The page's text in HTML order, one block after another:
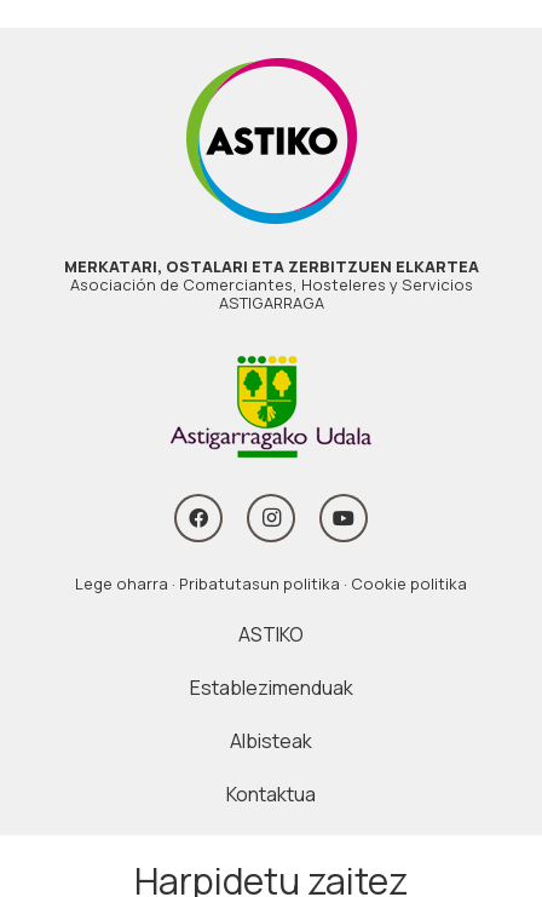
MERKATARI, OSTALARI ETA ZERBITZUEN ELKARTEA
Asociación de Comerciantes, Hosteleres y Servicios
ASTIGARRAGA
Lege oharra · Pribatutasun politika · Cookie politika
ASTIKO
Establezimenduak
Albisteak
Kontaktua
Harpidetu zaitez